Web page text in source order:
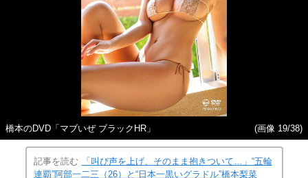
橋本のDVD「マブいぜ ブラックHR」 (画像 19/38)
記事を読む
「叫び声を上げ、そのまま抱きついて…」“五輪
連覇”阿部一二三（26）と“日本一黒いグラドル”橋本梨菜